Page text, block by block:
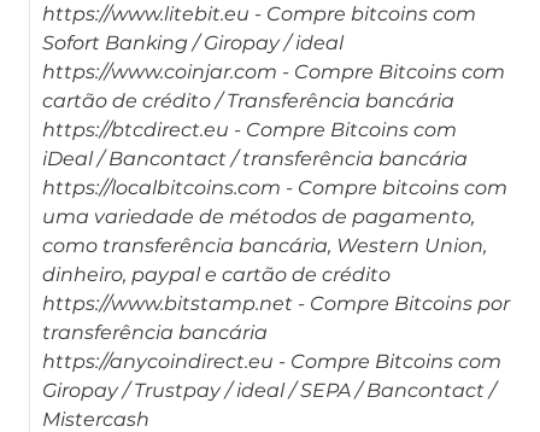
https://www.litebit.eu - Compre bitcoins com
Sofort Banking / Giropay / ideal
https://www.coinjar.com - Compre Bitcoins com
cartão de crédito / Transferência bancária
https://btcdirect.eu - Compre Bitcoins com
iDeal / Bancontact / transferência bancária
https://localbitcoins.com - Compre bitcoins com
uma variedade de métodos de pagamento,
como transferência bancária, Western Union,
dinheiro, paypal e cartão de crédito
https://www.bitstamp.net - Compre Bitcoins por
transferência bancária
https://anycoindirect.eu - Compre Bitcoins com
Giropay / Trustpay / ideal / SEPA / Bancontact /
Mistercash